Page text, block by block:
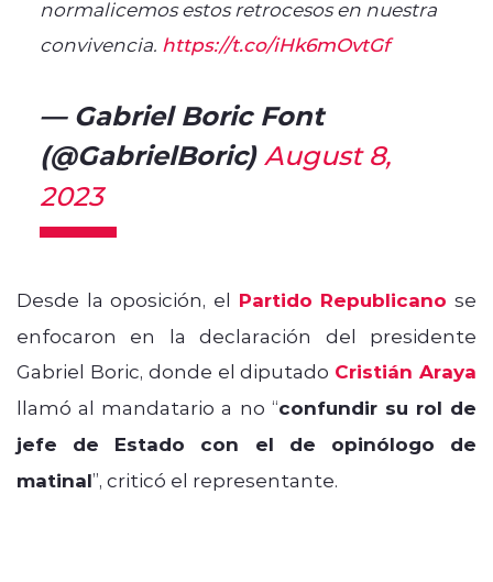
normalicemos estos retrocesos en nuestra
convivencia. https://t.co/iHk6mOvtGf
— Gabriel Boric Font
(@GabrielBoric) August 8,
2023
Desde la oposición, el Partido Republicano se
enfocaron en la declaración del presidente
Gabriel Boric, donde el diputado Cristián Araya
llamó al mandatario a no “confundir su rol de
jefe de Estado con el de opinólogo de
matinal”, criticó el representante.